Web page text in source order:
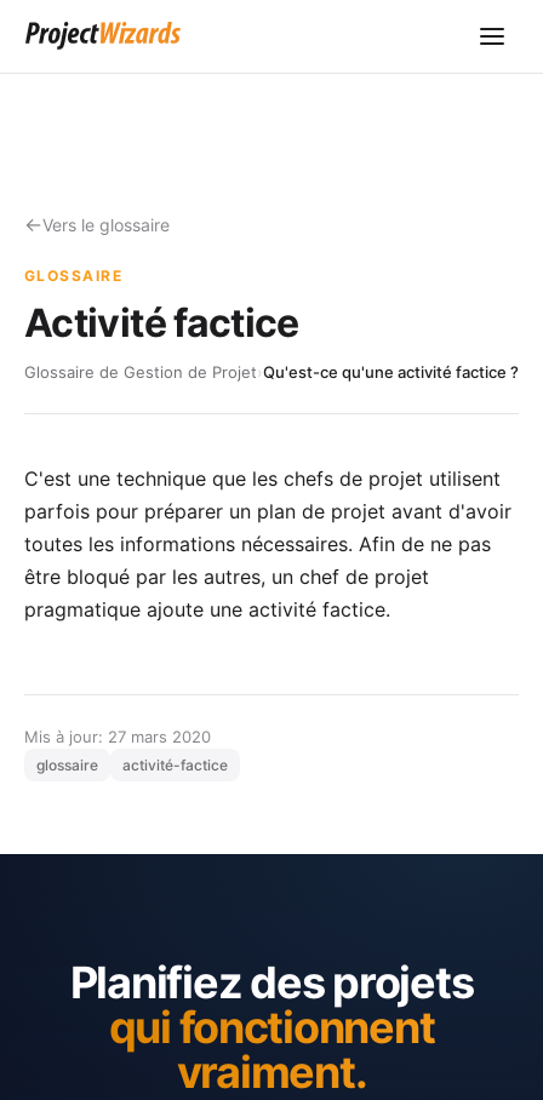
Vers le glossaire
GLOSSAIRE
Activité factice
Glossaire de Gestion de Projet›Qu'est-ce qu'une activité factice ?
C'est une technique que les chefs de projet utilisent
parfois pour préparer un plan de projet avant d'avoir
toutes les informations nécessaires. Afin de ne pas
être bloqué par les autres, un chef de projet
pragmatique ajoute une activité factice.
Mis à jour: 27 mars 2020
glossaire activité-factice
Planifiez des projets
qui fonctionnent
vraiment.